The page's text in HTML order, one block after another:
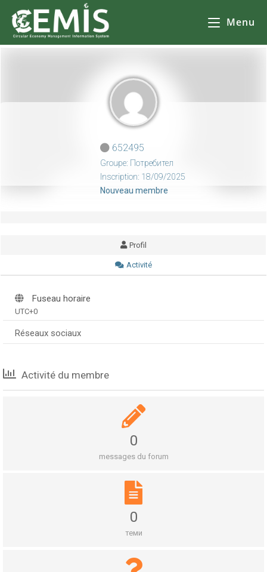
Menu
l'école, de faire des courses ou de faire du shopping.
652495
Groupe: Потребител
Inscription: 18/09/2025
Nouveau membre
Profil
Activité
Fuseau horaire
UTC+0
Réseaux sociaux
Activité du membre
0
messages du forum
0
теми